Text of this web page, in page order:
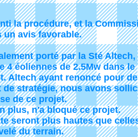
la procédure, et la
un avis favorable.
porté par la Sté Altech,
4 éoliennes de 2.5Mw dans le
Altech ayant renoncé pour
de stratégie, nous avons
de ce projet.
plus, n'a bloqué ce projet.
seront plus hautes que
du terrain.